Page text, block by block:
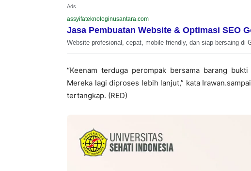
Ads
assyifateknologinusantara.com
Jasa Pembuatan Website & Optimasi SEO
Website profesional, cepat, mobile-friendly, dan siap bersaing di
“Keenam terduga perompak bersama barang
Mereka lagi diproses lebih lanjut,” kata
tertangkap. (RED)